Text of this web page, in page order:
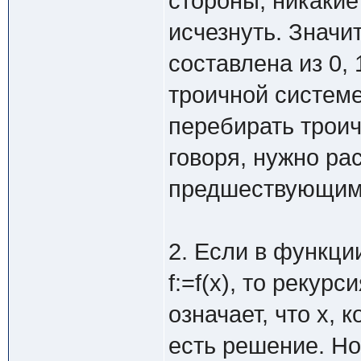
исчезнуть.
составлена из
троичной
перебирать
говоря, нужно
2. Если в
f:=f(x), то
означает, что х,
есть решение. Но